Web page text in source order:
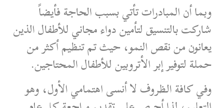
وبما أن المبادرات تأتي بسبب الحاجة فأيضاً
شاركت بالتنسيق لتأمين دواء مجاني للأطفال الذين
يعانون من نقص النمو، حيث تم تنظيم أكثر من
حملة لتوفير إبر الأتروبين للأطفال المحتاجين.
وفي كافة الظروف لا أنسى اهتمامي الأول، وهو